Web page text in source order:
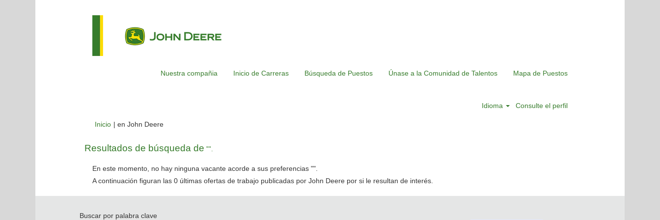
Nuestra compañia Inicio de Carreras Búsqueda de Puestos Únase a la Comunidad de Talentos Mapa de Puestos
Idioma Consulte el perfil
Inicio | en John Deere(página
Resultados de búsqueda de "".
En este momento, no hay ninguna vacante acorde a sus preferencias "".
A continuación figuran las 0 últimas ofertas de trabajo publicadas por John Deere por si le resultan de interés.
Buscar por palabra clave